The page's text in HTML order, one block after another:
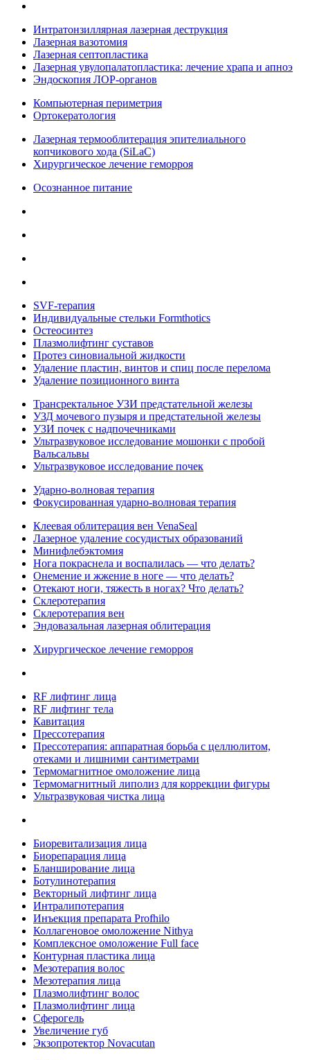
Интратонзиллярная лазерная деструкция
Лазерная вазотомия
Лазерная септопластика
Лазерная увулопалатопластика: лечение храпа и апноэ
Эндоскопия ЛОР-органов
Компьютерная периметрия
Ортокератология
Лазерная термооблитерация эпителиального
копчикового хода (SiLaC)
Хирургическое лечение геморроя
Осознанное питание
SVF-терапия
Индивидуальные стельки Formthotics
Остеосинтез
Плазмолифтинг суставов
Протез синовиальной жидкости
Удаление пластин, винтов и спиц после перелома
Удаление позиционного винта
Трансректальное УЗИ предстательной железы
УЗД мочевого пузыря и предстательной железы
УЗИ почек с надпочечниками
Ультразвуковое исследование мошонки с пробой
Вальсальвы
Ультразвуковое исследование почек
Ударно-волновая терапия
Фокусированная ударно-волновая терапия
Клеевая облитерация вен VenaSeal
Лазерное удаление сосудистых образований
Минифлебэктомия
Нога покраснела и воспалилась — что делать?
Онемение и жжение в ноге — что делать?
Отекают ноги, тяжесть в ногах? Что делать?
Склеротерапия
Склеротерапия вен
Эндовазальная лазерная облитерация
Хирургическое лечение геморроя
RF лифтинг лица
RF лифтинг тела
Кавитация
Прессотерапия
Прессотерапия: аппаратная борьба с целлюлитом,
отеками и лишними сантиметрами
Термомагнитное омоложение лица
Термомагнитный липолиз для коррекции фигуры
Ультразвуковая чистка лица
Биоревитализация лица
Биорепарация лица
Бланширование лица
Ботулинотерапия
Векторный лифтинг лица
Интралипотерапия
Инъекция препарата Profhilo
Коллагеновое омоложение Nithya
Комплексное омоложение Full face
Контурная пластика лица
Мезотерапия волос
Мезотерапия лица
Плазмолифтинг волос
Плазмолифтинг лица
Сферогель
Увеличение губ
Экзопротектор Novacutan